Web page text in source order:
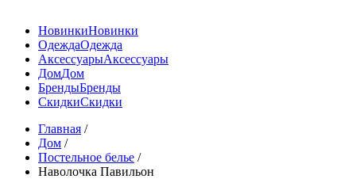
НовинкиНовинки
ОдеждаОдежда
АксессуарыАксессуары
ДомДом
БрендыБренды
СкидкиСкидки
Главная /
Дом /
Постельное белье /
Наволочка Павильон